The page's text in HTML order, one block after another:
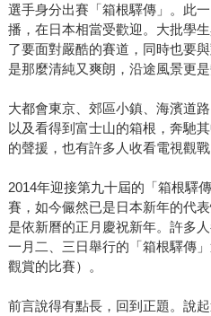
選手身分出賽「箱根驛傳」。此
播，在日本相當受歡迎。大批學
了要面對嚴酷的賽道，同時也要
是那麼清純又爽朗，沿途風景更是
大都會東京、郊區小鎮、海濱道
以及看得到富士山的箱根，奔馳
的聲援，也有許多人收看電視觀戰
2014年迎接第九十屆的「箱根驛
賽，如今儼然已是日本新年的代
是依新曆的正月慶祝新年。許多
一月二、三日舉行的「箱根驛傳
觀賞的比賽）。
前言說得有點長，回到正題。說